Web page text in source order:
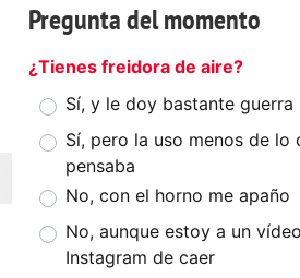
Pregunta del momento
¿Tienes freidora de aire?
Sí, y le doy bastante guerra
Sí, pero la uso menos de lo
pensaba
No, con el horno me apaño
No, aunque estoy a un
Instagram de caer